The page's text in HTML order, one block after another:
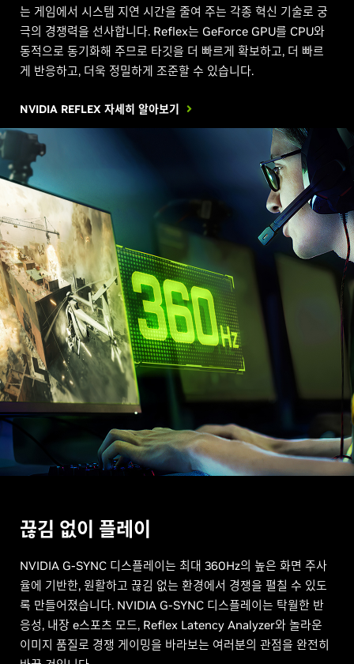
는 게임에서 시스템 지연 시간을 줄여 주는 각종 혁신 기술로 궁
극의 경쟁력을 선사합니다. Reflex는 GeForce GPU를 CPU와
동적으로 동기화해 주므로 타깃을 더 빠르게 확보하고, 더 빠르
게 반응하고, 더욱 정밀하게 조준할 수 있습니다.
NVIDIA REFLEX 자세히 알아보기
끊김 없이 플레이
NVIDIA G-SYNC 디스플레이는 최대 360Hz의 높은 화면 주사
율에 기반한, 원활하고 끊김 없는 환경에서 경쟁을 펼칠 수 있도
록 만들어졌습니다. NVIDIA G-SYNC 디스플레이는 탁월한 반
응성, 내장 e스포츠 모드, Reflex Latency Analyzer와 놀라운
이미지 품질로 경쟁 게이밍을 바라보는 여러분의 관점을 완전히